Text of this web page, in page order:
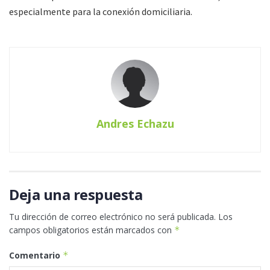
especialmente para la conexión domiciliaria.
Andres Echazu
Deja una respuesta
Tu dirección de correo electrónico no será publicada. Los
campos obligatorios están marcados con *
Comentario *